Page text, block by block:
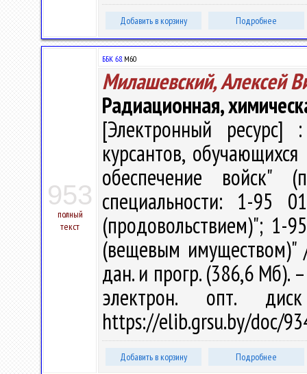
Добавить в корзину Подробнее
953
полный
текст
ББК 68.М60
Милашевский, Алексей
Радиационная,
[Электронный ресурс]
курсантов,
обеспечение войск"
специальности: 1-95
(продовольствием)"; 1-
(вещевым имуществом)"
дан. и прогр. (386,6 Мб).
электрон. опт.
https://elib.grsu.by/doc/
Добавить в корзину Подробнее